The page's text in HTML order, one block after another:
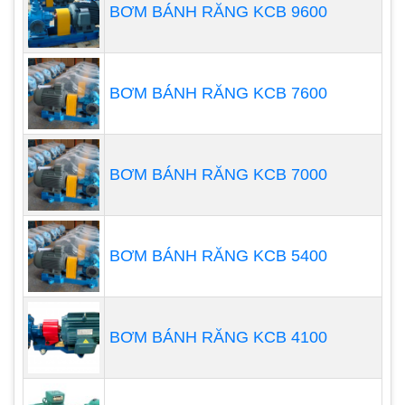
có lợi ích gì?
Chúng ta biết rằng yếu tố chính ảnh hưởng đến sự
tăng trưởng của tôm cá là nguồn cung cấp oxy
trong nước. Vì vậy, để giải quyết vấn đề này, cách
đơn giản và tốt nhất là sử dụng máy thổi khí,
sục khítrong ao nuôi tôm, ao nuôi tôm….
BƠM BÁNH RĂNG KCB 9600
BƠM BÁNH RĂNG KCB 7600
BƠM BÁNH RĂNG KCB 7000
BƠM BÁNH RĂNG KCB 5400
BƠM BÁNH RĂNG KCB 4100